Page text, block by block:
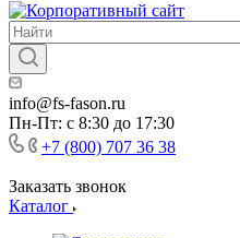
info@fs-fason.ru
Пн-Пт: с 8:30 до 17:30
+7 (800) 707 36 38
Заказать звонок
Каталог